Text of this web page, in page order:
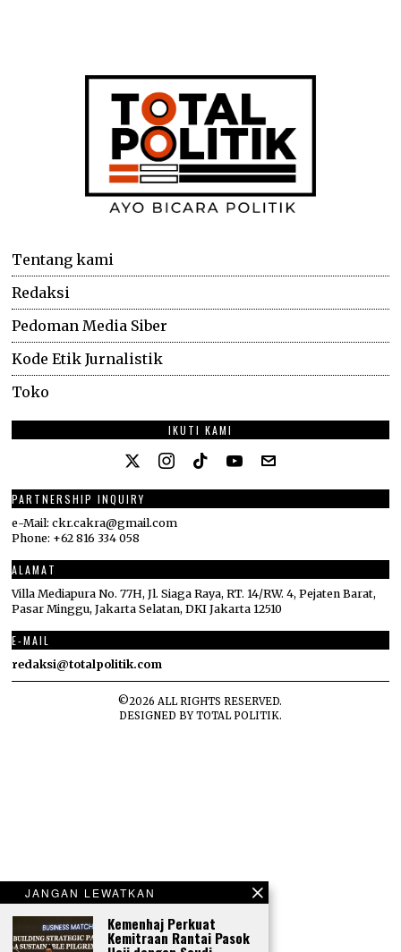
Tentang kami
Redaksi
Pedoman Media Siber
Kode Etik Jurnalistik
Toko
IKUTI KAMI
PARTNERSHIP INQUIRY
e-Mail: ckr.cakra@gmail.com
Phone: +62 816 334 058
ALAMAT
Villa Mediapura No. 77H, Jl. Siaga Raya, RT. 14/RW. 4, Pejaten Barat,
Pasar Minggu, Jakarta Selatan, DKI Jakarta 12510
E-MAIL
redaksi@totalpolitik.com
©2026 ALL RIGHTS RESERVED.
DESIGNED BYTOTAL POLITIK.
JANGAN LEWATKAN
Kemenhaj Perkuat
Kemitraan Rantai Pasok